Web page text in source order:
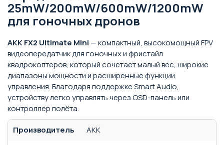
25mW/200mW/600mW/1200mW
для гоночных дронов
AKK FX2 Ultimate Mini — компактный, высокомощный FPV
видеопередатчик для гоночных и фристайл
квадрокоптеров, который сочетает малый вес, широкие
диапазоны мощности и расширенные функции
управления. Благодаря поддержке Smart Audio,
устройству легко управлять через OSD-панель или
контроллер полёта.
Производитель AKK